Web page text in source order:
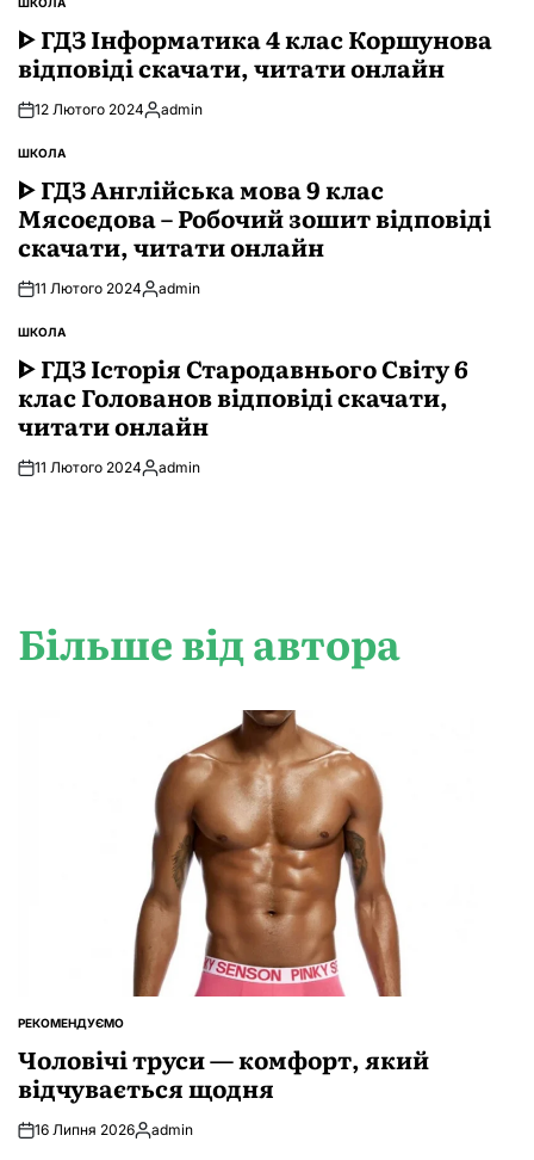
ОПУБЛІКУВАТИ
Уᐈ ГДЗ Інформатика 4 клас Коршунова
відповіді скачати, читати онлайн
12 Лютого 2024Опубліковано
admin
ОПУБЛІКУВАТИ
У
ШКОЛА
ᐈ ГДЗ Англійська мова 9 клас
Мясоєдова – Робочий зошит відповіді
скачати, читати онлайн
11 Лютого 2024Опубліковано
admin
ОПУБЛІКУВАТИ
У
ШКОЛА
ᐈ ГДЗ Історія Стародавнього Свiту 6
клас Голованов відповіді скачати,
читати онлайн
11 Лютого 2024Опубліковано
admin
Більше від автора
ОПУБЛІКУВАТИ
РЕКОМЕНДУЄМО
Чоловічі труси — комфорт, який
відчувається щодня
16 Липня 2026Опубліковано
admin